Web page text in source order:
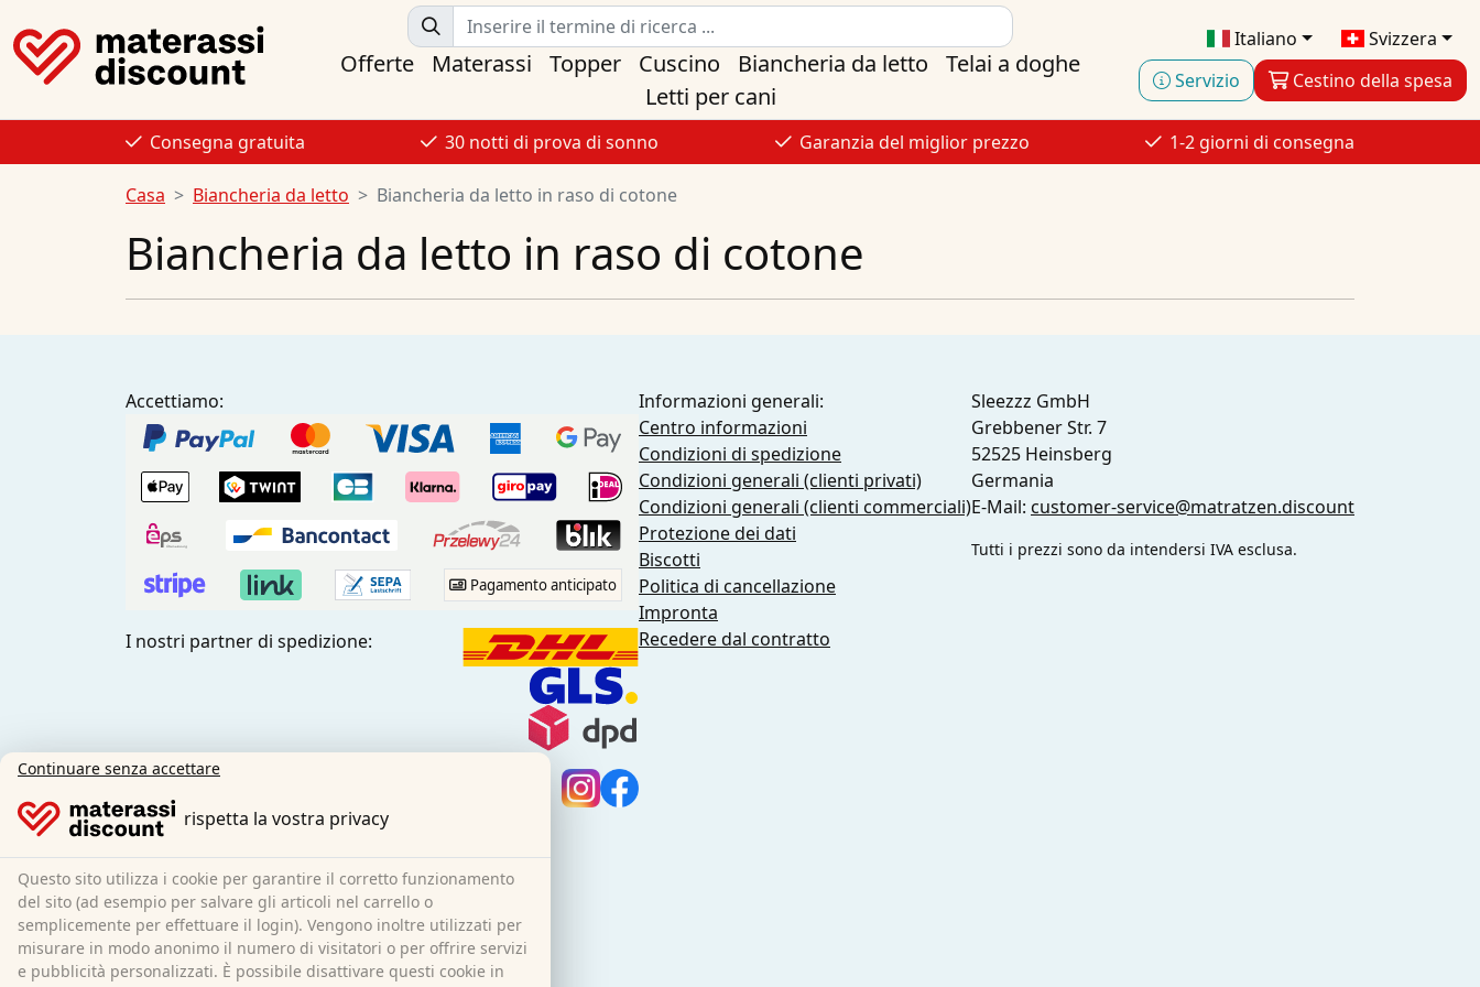
Italiano
Svizzera
Servizio
Cestino della spesa
Offerte Materassi Topper Cuscino Biancheria da letto
Telai a doghe
Letti per cani
Consegna gratuita 30 notti di prova di sonno Garanzia del miglior prezzo 1-2 giorni di consegna
Casa Biancheria da letto Biancheria da letto in raso di cotone
Biancheria da letto in raso di cotone
Accettiamo:
Pagamento anticipato
I nostri partner di spedizione:
Informazioni generali:
Centro informazioni
Condizioni di spedizione
Condizioni generali (clienti privati)
Condizioni generali (clienti commerciali)
Protezione dei dati
Biscotti
Politica di cancellazione
Impronta
Recedere dal contratto
Sleezzz GmbH
Grebbener Str. 7
52525 Heinsberg
Germania
E-Mail: customer-service@matratzen.discount
Tutti i prezzi sono da intendersi IVA esclusa.
Continuare senza accettare
rispetta la vostra privacy
Questo sito utilizza i cookie per garantire il corretto funzionamento
del sito (ad esempio per salvare gli articoli nel carrello o
semplicemente per effettuare il login). Vengono inoltre utilizzati per
misurare in modo anonimo il numero di visitatori o per offrire servizi
e pubblicità personalizzati. È possibile disattivare questi cookie in